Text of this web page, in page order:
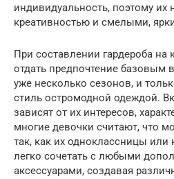
индивидуальность, поэтому их
креативностью и смелыми,
При составлении гардероба
отдать предпочтение базовым
уже несколько сезонов, и
стиль остромодной одеждой.
зависят от их интересов,
многие девочки считают, что
так, как их одноклассницы
легко сочетать с любыми
аксессуарами, создавая